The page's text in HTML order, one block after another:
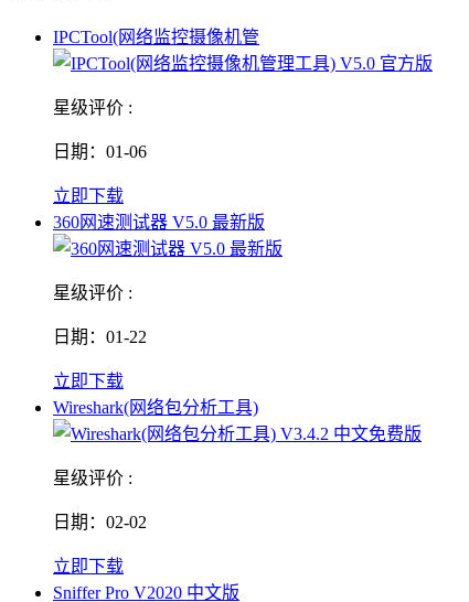
IPCTool(网络监控摄像机管
星级评价 :
日期：01-06
立即下载
360网速测试器 V5.0 最新版
星级评价 :
日期：01-22
立即下载
Wireshark(网络包分析工具)
星级评价 :
日期：02-02
立即下载
Sniffer Pro V2020 中文版